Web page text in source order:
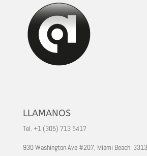
LLAMANOS
Tel. +1 (305) 713 5417
930 Washington Ave #207, Miami Beach,